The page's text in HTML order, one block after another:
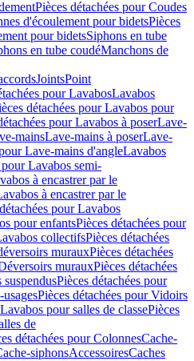
Pièces détachées pour Coudes
d'écoulement pour bidetsPièces
pour bidetsSiphons en tube
en tube coudéManchons de
JointsPoint
pour LavabosLavabos
détachées pour Lavabos pour
pour Lavabos à poserLave-
mainsLave-mains à poserLave-
Lave-mains d'angleLavabos
pour Lavabos semi-
à encastrer par le
à encastrer par le
pour Lavabos
pour enfantsPièces détachées pour
collectifsPièces détachées
murauxPièces détachées
murauxPièces détachées
Pièces détachées pour
Pièces détachées pour Vidoirs
Lavabos pour salles de classePièces
de
détachées pour ColonnesCache-
siphonsAccessoiresCaches